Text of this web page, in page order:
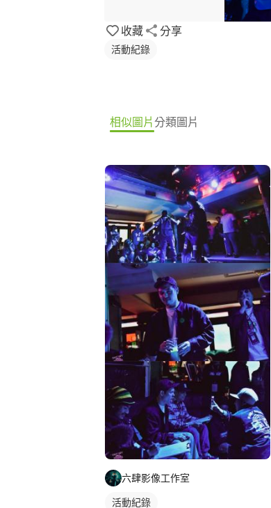
收藏 分享
活動紀錄
相似圖片分類圖片
六肆影像工作室
活動紀錄